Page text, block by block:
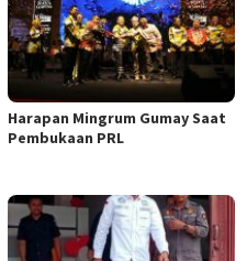
Harapan Mingrum Gumay Saat
Pembukaan PRL